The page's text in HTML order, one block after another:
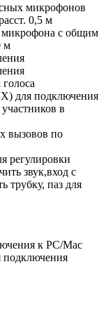
микрофонов
0,5 м
с общим
м
для подключения
в
вызовов по
регулировки
звук,вход с
трубку, паз для
к PС/Mac
подключения